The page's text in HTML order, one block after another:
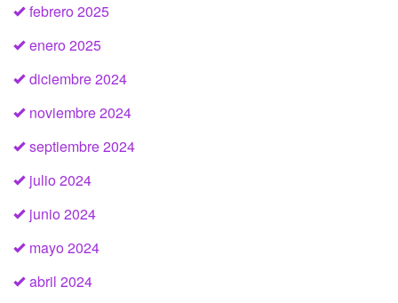
febrero 2025
enero 2025
diciembre 2024
noviembre 2024
septiembre 2024
julio 2024
junio 2024
mayo 2024
abril 2024